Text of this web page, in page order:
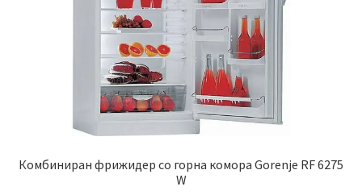
Комбиниран фрижидер со горна комора Gorenje RF 6275
W